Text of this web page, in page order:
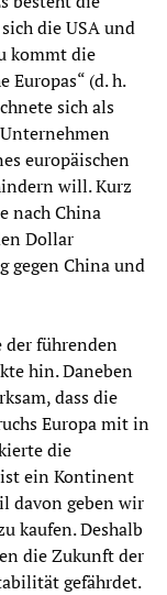
die USA und
kommt die
Europas“ (d. h.
sich als
europäischen
will. Kurz
nach China
Dollar
gegen China und
der führenden
hin. Daneben
dass die
Europa mit in
die
ein Kontinent
davon geben wir
kaufen. Deshalb
die Zukunft der
gefährdet.